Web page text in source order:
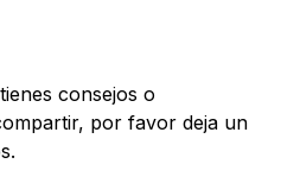
consejos o
por favor deja un